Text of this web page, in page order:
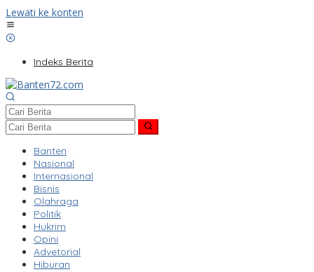
Lewati ke konten
Indeks Berita
Banten
Nasional
Internasional
Bisnis
Olahraga
Politik
Hukrim
Opini
Advetorial
Hiburan